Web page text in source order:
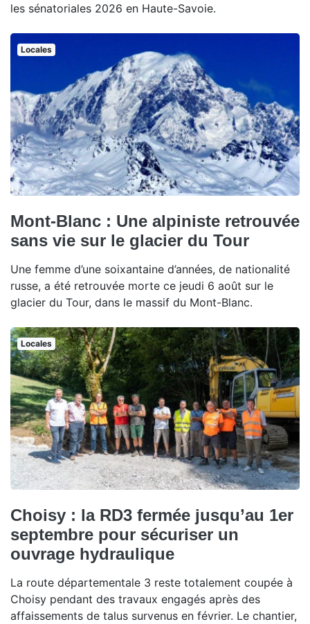
les sénatoriales 2026 en Haute-Savoie.
Locales
Mont-Blanc : Une alpiniste retrouvée
sans vie sur le glacier du Tour
Une femme d’une soixantaine d’années, de nationalité
russe, a été retrouvée morte ce jeudi 6 août sur le
glacier du Tour, dans le massif du Mont-Blanc.
Locales
Choisy : la RD3 fermée jusqu’au 1er
septembre pour sécuriser un
ouvrage hydraulique
La route départementale 3 reste totalement coupée à
Choisy pendant des travaux engagés après des
affaissements de talus survenus en février. Le chantier,